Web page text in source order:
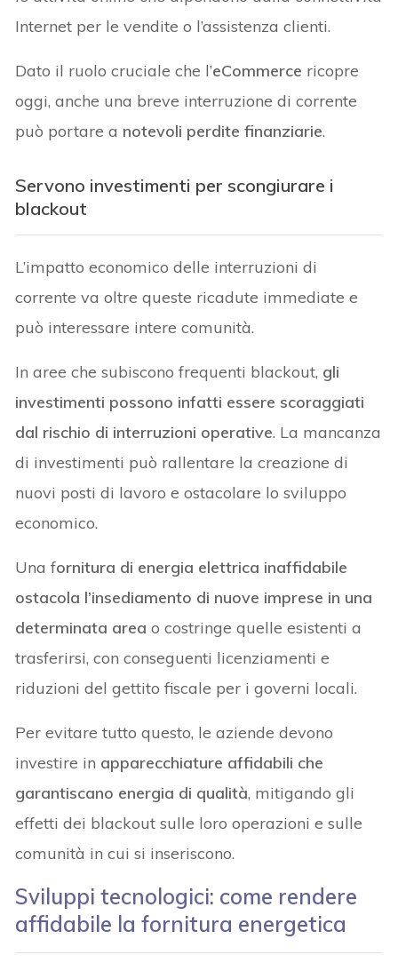
Internet per le vendite o l’assistenza clienti.
Dato il ruolo cruciale che l’eCommerce ricopre
oggi, anche una breve interruzione di corrente
può portare a notevoli perdite finanziarie.
Servono investimenti per scongiurare i
blackout
L’impatto economico delle interruzioni di
corrente va oltre queste ricadute immediate e
può interessare intere comunità.
In aree che subiscono frequenti blackout, gli
investimenti possono infatti essere scoraggiati
dal rischio di interruzioni operative. La mancanza
di investimenti può rallentare la creazione di
nuovi posti di lavoro e ostacolare lo sviluppo
economico.
Una fornitura di energia elettrica inaffidabile
ostacola l’insediamento di nuove imprese in una
determinata area o costringe quelle esistenti a
trasferirsi, con conseguenti licenziamenti e
riduzioni del gettito fiscale per i governi locali.
Per evitare tutto questo, le aziende devono
investire in apparecchiature affidabili che
garantiscano energia di qualità, mitigando gli
effetti dei blackout sulle loro operazioni e sulle
comunità in cui si inseriscono.
Sviluppi tecnologici: come rendere
affidabile la fornitura energetica